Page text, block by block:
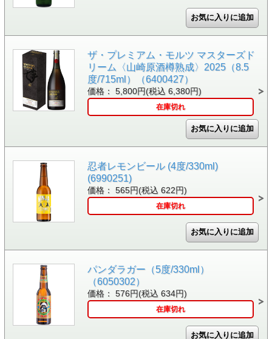
ザ・プレミアム・モルツ マスターズド
リーム〈山崎原酒樽熟成〉2025（8.5
度/715ml）（6400427）
価格： 5,800円(税込 6,380円)
在庫切れ
忍者レモンビール (4度/330ml)
(6990251)
価格： 565円(税込 622円)
在庫切れ
パンダラガー（5度/330ml）
（6050302）
価格： 576円(税込 634円)
在庫切れ